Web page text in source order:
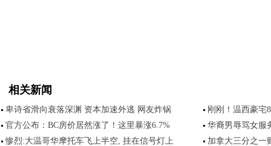
相关新闻
卑诗省滑向衰落深渊 资本加速外逃 网友炸锅
刚刚！温西豪宅
官方公布：BC房价居然涨了！这里暴涨6.7%
华裔男辱骂女服
惨烈:大温哥华摩托车飞上半空, 挂在信号灯上
加拿大三分之一